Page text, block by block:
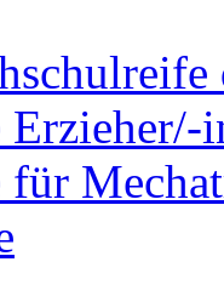
Erzieher/-
für